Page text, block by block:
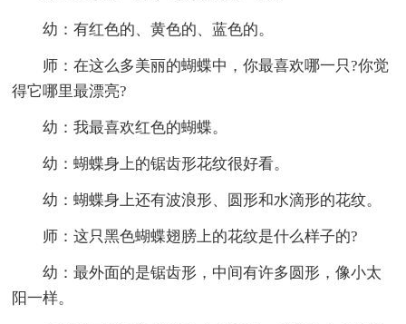
幼：有红色的、黄色的、蓝色的。
师：在这么多美丽的蝴蝶中，你最喜欢哪一只?你觉
得它哪里最漂亮?
幼：我最喜欢红色的蝴蝶。
幼：蝴蝶身上的锯齿形花纹很好看。
幼：蝴蝶身上还有波浪形、圆形和水滴形的花纹。
师：这只黑色蝴蝶翅膀上的花纹是什么样子的?
幼：最外面的是锯齿形，中间有许多圆形，像小太
阳一样。